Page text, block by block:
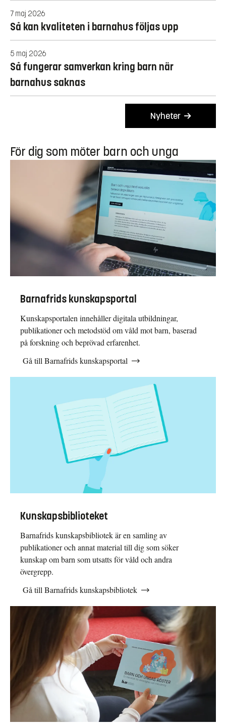
7 maj 2026
Så kan kvaliteten i barnahus följas upp
5 maj 2026
Så fungerar samverkan kring barn när
barnahus saknas
Nyheter
För dig som möter barn och unga
Barnafrids kunskapsportal
Kunskapsportalen innehåller digitala utbildningar,
publikationer och metodstöd om våld mot barn, baserad
på forskning och beprövad erfarenhet.
Gå till Barnafrids kunskapsportal
Kunskapsbiblioteket
Barnafrids kunskapsbibliotek är en samling av
publikationer och annat material till dig som söker
kunskap om barn som utsatts för våld och andra
övergrepp.
Gå till Barnafrids kunskapsbibliotek